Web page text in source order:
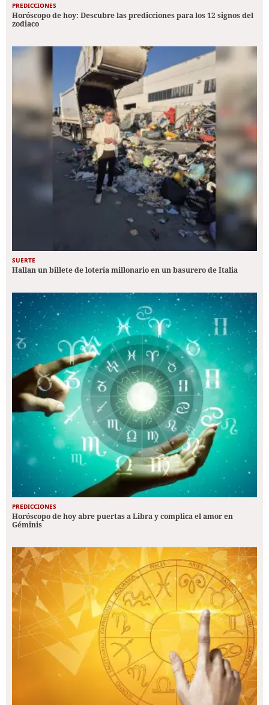
PREDICCIONES
Horóscopo de hoy: Descubre las predicciones para los 12 signos del
zodiaco
SUERTE
Hallan un billete de lotería millonario en un basurero de Italia
PREDICCIONES
Horóscopo de hoy abre puertas a Libra y complica el amor en
Géminis